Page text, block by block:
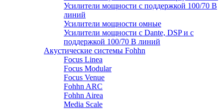
Усилители мощности с поддержкой 100/70 В
линий
Усилители мощности омные
Усилители мощности с Dante, DSP и с
поддержкой 100/70 В линий
Акустические системы Fohhn
Focus Linea
Focus Modular
Focus Venue
Fohhn ARC
Fohhn Airea
Media Scale